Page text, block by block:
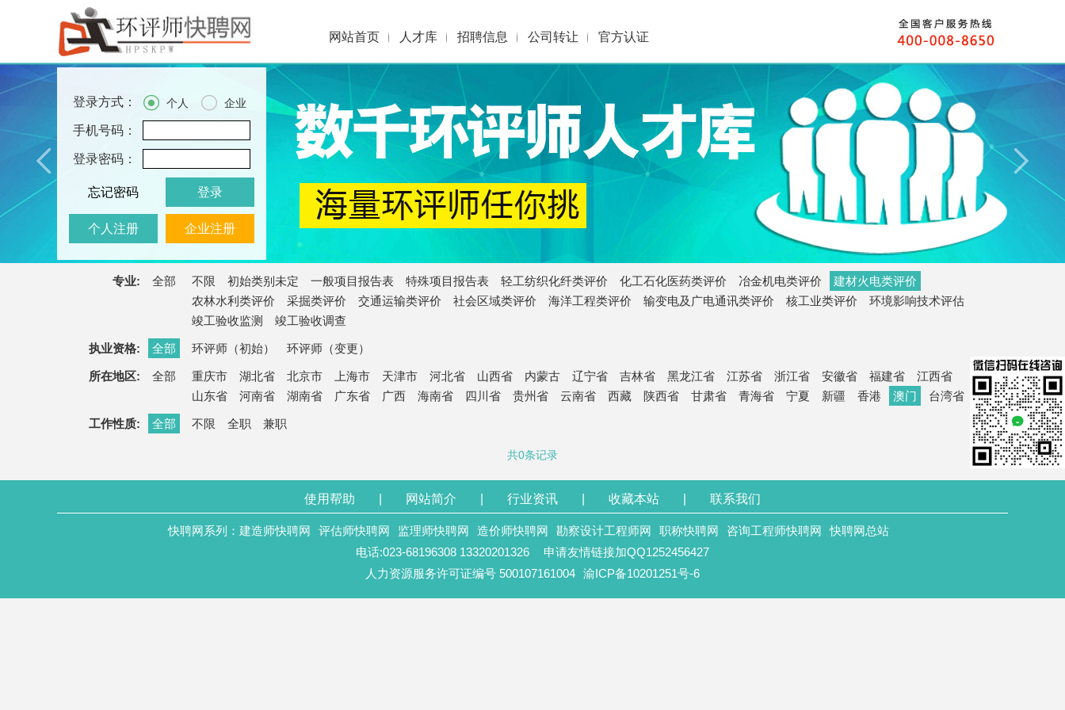
网站首页 人才库 招聘信息 公司转让 官方认证
登录方式：  个人  企业
手机号码：
登录密码：
忘记密码 登录
个人注册 企业注册
专业: 全部 不限 初始类别未定 一般项目报告表 特殊项目报告表 轻工纺织化纤类评价 化工石化医药类评价 冶金机电类评价
建材火电类评价
农林水利类评价
采掘类评价 交通运输类评价 社会区域类评价 海洋工程类评价 输变电及广电通讯类评价 核工业类评价
环境影响技术评估
竣工验收监测
竣工验收调查
执业资格: 全部 环评师（初始） 环评师（变更）
所在地区: 全部 重庆市 湖北省 北京市 上海市 天津市 河北省 山西省 内蒙古 辽宁省 吉林省 黑龙江省 江苏省 浙江省 安徽省 福建省
江西省
山东省
河南省 湖南省 广东省 广西 海南省 四川省 贵州省 云南省 西藏 陕西省 甘肃省 青海省 宁夏 新疆 香港 澳门 台湾省
工作性质: 全部 不限 全职 兼职
共0条记录
使用帮助 网站简介 行业资讯 收藏本站 联系我们
快聘网系列： 建造师快聘网 评估师快聘网 监理师快聘网 造价师快聘网 勘察设计工程师网 职称快聘网 咨询工程师快聘网
快聘网总站
电话:023-68196308 13320201326
申请友情链接加QQ1252456427
人力资源服务许可证编号 500107161004 渝ICP备10201251号-6